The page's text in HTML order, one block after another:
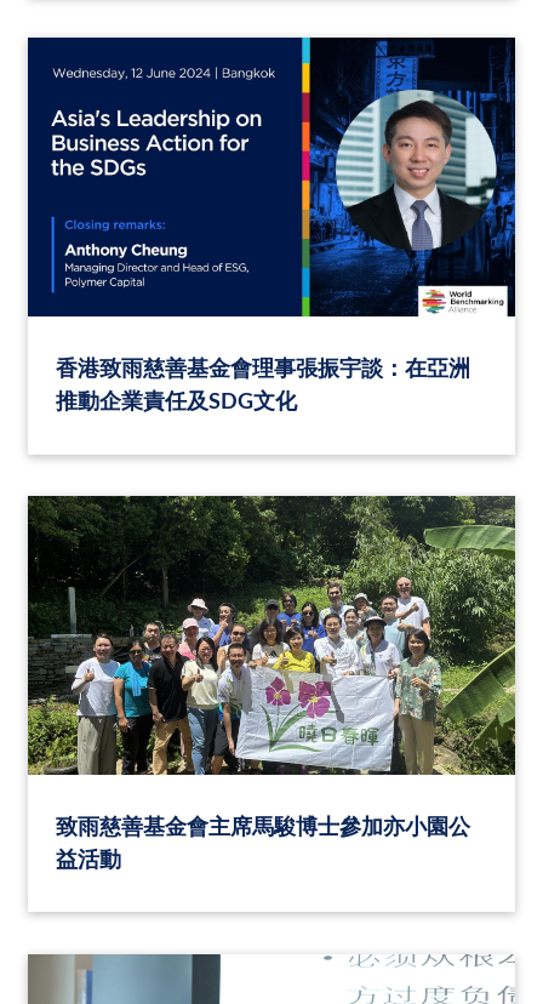
香港致雨慈善基金會理事張振宇談：在亞洲
推動企業責任及SDG文化
致雨慈善基金會主席馬駿博士參加亦小園公
益活動